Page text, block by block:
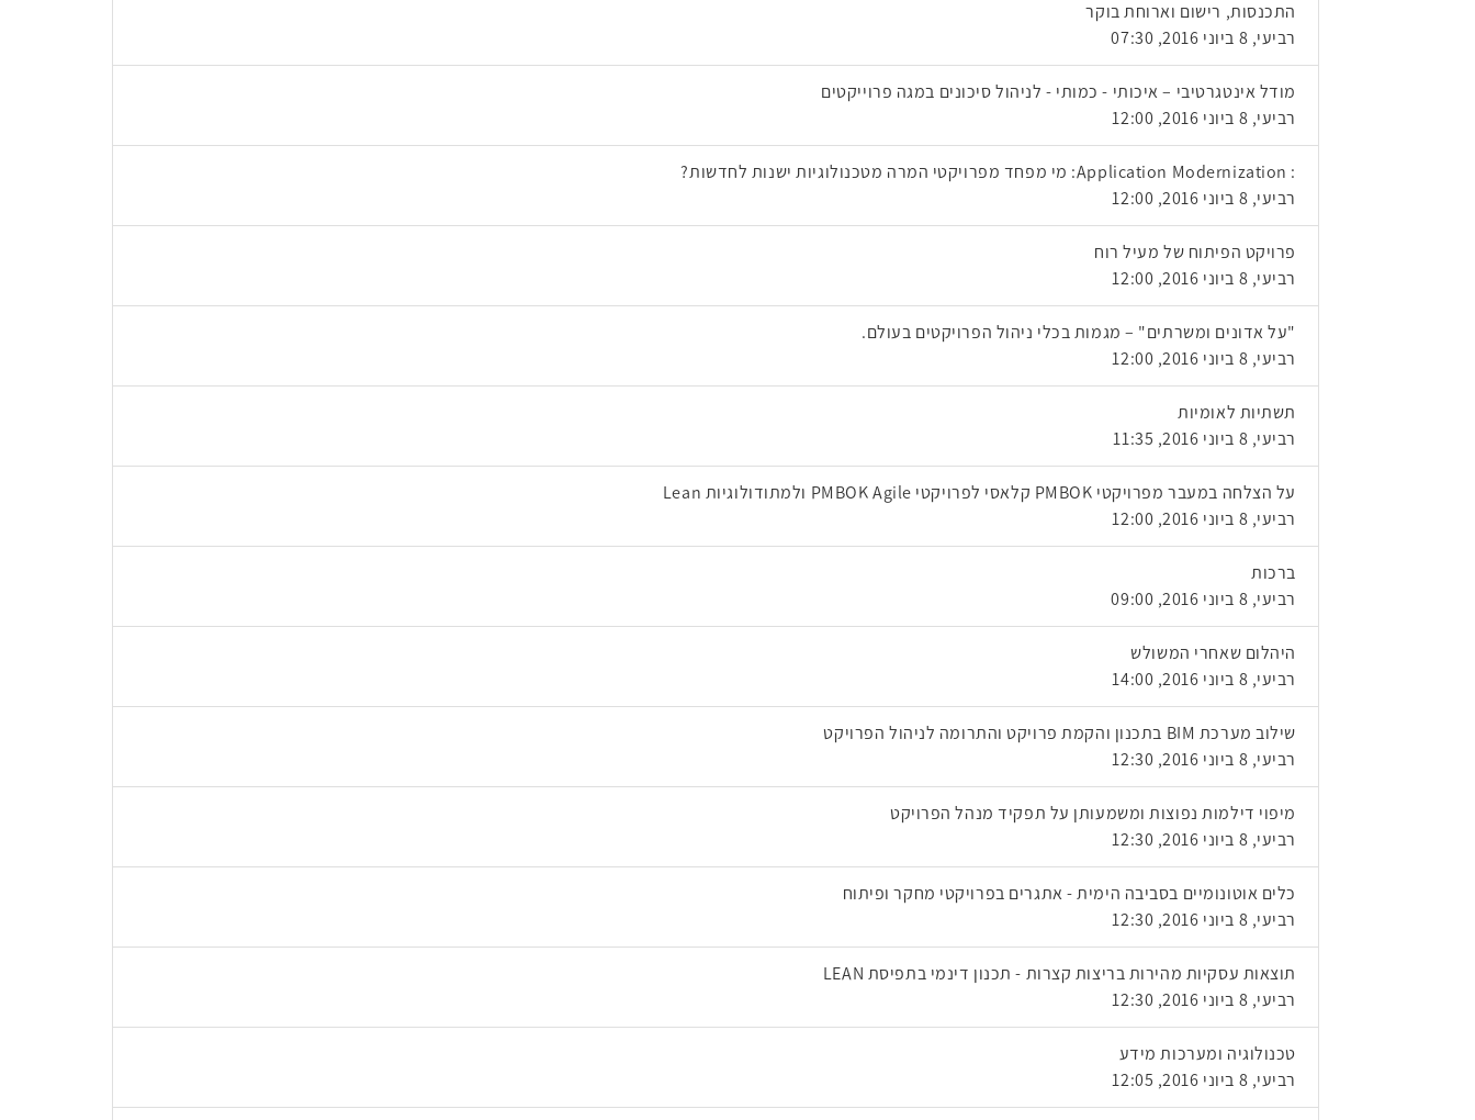
התכנסות, רישום וארוחת בוקר
רביעי, 8 ביוני 2016, 07:30
מודל אינטגרטיבי – איכותי - כמותי - לניהול סיכונים במגה פרוייקטים
רביעי, 8 ביוני 2016, 12:00
: Application Modernization: מי מפחד מפרויקטי המרה מטכנולוגיות ישנות לחדשות?
רביעי, 8 ביוני 2016, 12:00
פרויקט הפיתוח של מעיל רוח
רביעי, 8 ביוני 2016, 12:00
"על אדונים ומשרתים" – מגמות בכלי ניהול הפרויקטים בעולם.
רביעי, 8 ביוני 2016, 12:00
תשתיות לאומיות
רביעי, 8 ביוני 2016, 11:35
על הצלחה במעבר מפרויקטי PMBOK קלאסי לפרויקטי PMBOK Agile ולמתודולוגיות Lean
רביעי, 8 ביוני 2016, 12:00
ברכות
רביעי, 8 ביוני 2016, 09:00
היהלום שאחרי המשולש
רביעי, 8 ביוני 2016, 14:00
שילוב מערכת BIM בתכנון והקמת פרויקט והתרומה לניהול הפרויקט
רביעי, 8 ביוני 2016, 12:30
מיפוי דילמות נפוצות ומשמעותן על תפקיד מנהל הפרויקט
רביעי, 8 ביוני 2016, 12:30
כלים אוטונומיים בסביבה הימית - אתגרים בפרויקטי מחקר ופיתוח
רביעי, 8 ביוני 2016, 12:30
תוצאות עסקיות מהירות בריצות קצרות - תכנון דינמי בתפיסת LEAN
רביעי, 8 ביוני 2016, 12:30
טכנולוגיה ומערכות מידע
רביעי, 8 ביוני 2016, 12:05